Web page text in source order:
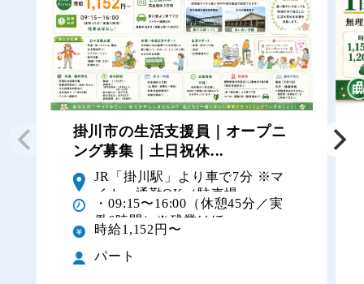
掛川市の生活支援員｜オープニ
ング募集｜土日祝休...
JR「掛川駅」より車で7分 ※マ
イカー通勤OK（駐車場...
・09:15〜16:00（休憩45分／実
働6時間）※残業はほ...
時給1,152円〜
パート